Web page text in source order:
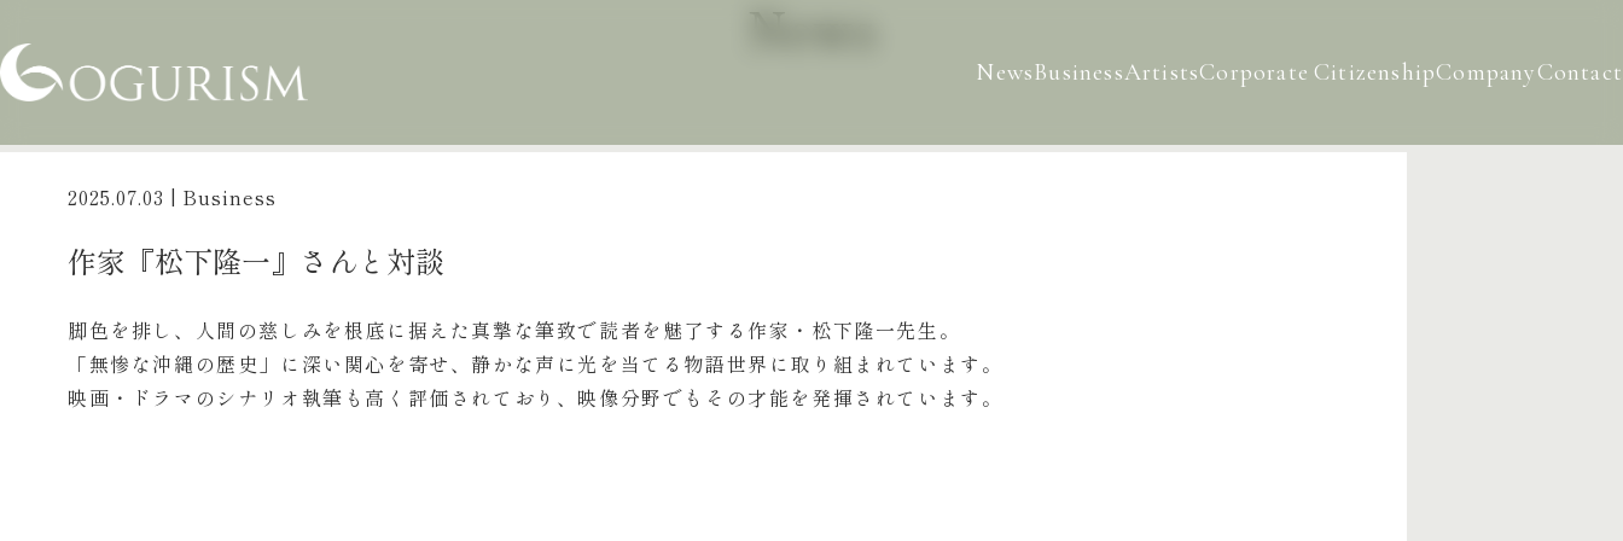
NewsBusinessArtistsCorporate CitizenshipCompanyContact
News
2025.07.03 | Business
作家『松下隆一』さんと対談
脚色を排し、人間の慈しみを根底に据えた真摯な筆致で読者を魅了する作家・松下隆一先生。
「無惨な沖縄の歴史」に深い関心を寄せ、静かな声に光を当てる物語世界に取り組まれています。
映画・ドラマのシナリオ執筆も高く評価されており、映像分野でもその才能を発揮されています。